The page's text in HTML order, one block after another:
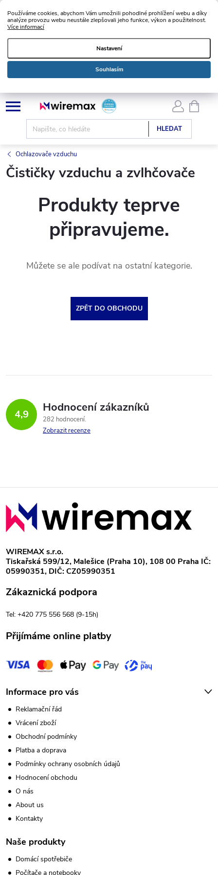
Používáme cookies, abychom Vám umožnili pohodlné prohlížení webu a díky
analýze provozu webu neustále zlepšovali jeho funkce, výkon a použitelnost.
Více informací
Nastavení
Souhlasím
Přejít
na
HLEDAT
KOŠÍK
Ochlazovače vzduchu
Čističky vzduchu a zvlhčovače
Produkty teprve
připravujeme.
Můžete se ale podívat na ostatní kategorie.
ZPĚT DO OBCHODU
4,9 Hodnocení zákazníků
282 hodnocení
Zobrazit recenze
Z
á
p
a
WIREMAX s.r.o.
Tiskařská 599/12, Malešice (Praha 10), 108 00 Praha IČ:
05990351, DIČ: CZ05990351
Zákaznická podpora
Tel: +420 775 556 568 (9-15h)
Přijímáme online platby
Informace pro vás
Reklamační řád
Vrácení zboží
Obchodní podmínky
Platba a doprava
Podmínky ochrany osobních údajů
Hodnocení obchodu
O nás
About us
Kontakty
Naše produkty
Domácí spotřebiče
Počítače a notebooky